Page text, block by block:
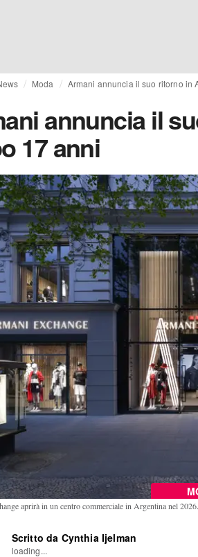
Moda Armani annuncia il suo ritorno in
annuncia il
17 anni
aprirà in un centro commerciale in Argentina nel
Scritto da Cynthia Ijelman
loading...